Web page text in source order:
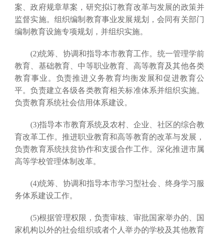
案、政府规章草案，研究拟订教育改革与发展的政策并
监督实施。组织编制教育事业发展规划，会同有关部门
编制教育设施专项规划，并组织实施。
(2)统筹、协调和指导本市教育工作。统一管理学前
教育、基础教育、中等职业教育、高等教育及其他各类
教育事业。负责推进义务教育均衡发展和促进教育公
平。负责建立各级各类教育相关标准体系并组织实施。
负责教育系统社会信用体系建设。
(3)指导本市教育系统及农村、企业、社区的综合教
育改革工作。推进职业教育和高等教育的改革与发展，
负责教育系统扶贫协作和支援合作工作。深化推进市属
高等学校管理体制改革。
(4)统筹、协调和指导本市学习型社会、终身学习服
务体系建设工作。
(5)根据管理权限，负责审核、审批国家举办的、国
家机构以外的社会组织或者个人举办的学校及其他教育